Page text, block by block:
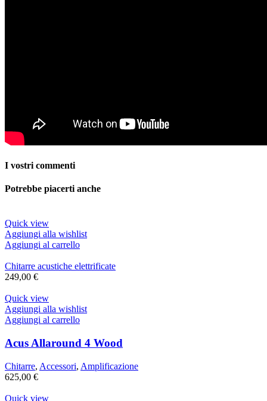
I vostri commenti
Potrebbe piacerti anche
Quick view
Aggiungi alla wishlist
Aggiungi al carrello
Chitarre acustiche elettrificate
249,00 €
Quick view
Aggiungi alla wishlist
Aggiungi al carrello
Acus Allaround 4 Wood
Chitarre, Accessori, Amplificazione
625,00 €
Quick view